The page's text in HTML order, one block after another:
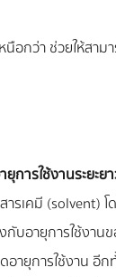
นือกว่า ช่วยให้สา
ารใช้งานระยะย
เคมี (solvent) โ
กับอายุการใช้งา
อายุการใช้งาน